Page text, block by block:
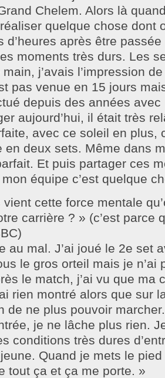
Chelem. Alors là
quelque chose dont
d’heures après être
moments très durs. Les
j’avais l’impression
pas venue en 15 jours
depuis des années
aujourd’hui, il était très
avec ce soleil en plus,
en deux sets. Même dans
Et puis partager ces
équipe c’est quelque
vient cette force mentale
carrière ? » (c’est parce
au mal. J’ai joué le 2e set
le gros orteil mais je n’ai
le match, j’ai vu que ma
rien montré alors que sur
de ne plus pouvoir
je ne lâche plus rien.
conditions très dures
jeune. Quand je mets le
tout ça et ça me porte. »